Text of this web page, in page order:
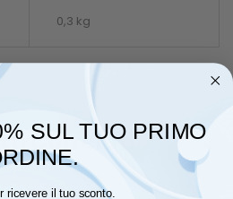
0,3 kg
Correlati
SUL TUO PRIMO
ricevere il tuo sconto.